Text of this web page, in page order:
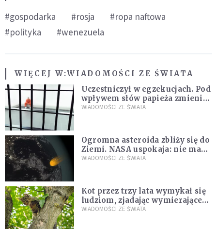
#gospodarka #rosja
#ropa naftowa
#polityka
#wenezuela
WIĘCEJ W:WIADOMOŚCI ZE ŚWIATA
Uczestniczył w egzekucjach. Pod
wpływem słów papieża zmienił
zdanie
WIADOMOŚCI ZE ŚWIATA
Ogromna asteroida zbliży się do
Ziemi. NASA uspokaja: nie ma
zagrożenia
WIADOMOŚCI ZE ŚWIATA
Kot przez trzy lata wymykał się
ludziom, zjadając wymierające
kaczki. W końcu popełnił
WIADOMOŚCI ZE ŚWIATA